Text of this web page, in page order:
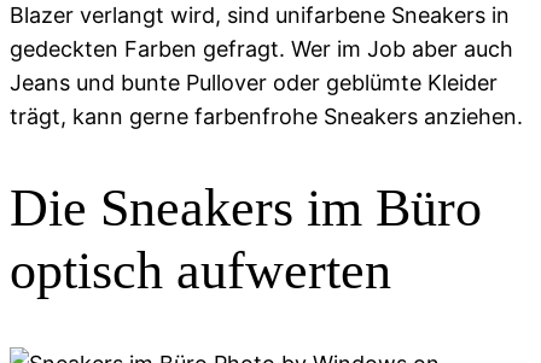
Blazer verlangt wird, sind unifarbene Sneakers in
gedeckten Farben gefragt. Wer im Job aber auch
Jeans und bunte Pullover oder geblümte Kleider
trägt, kann gerne farbenfrohe Sneakers anziehen.
Die Sneakers im Büro
optisch aufwerten